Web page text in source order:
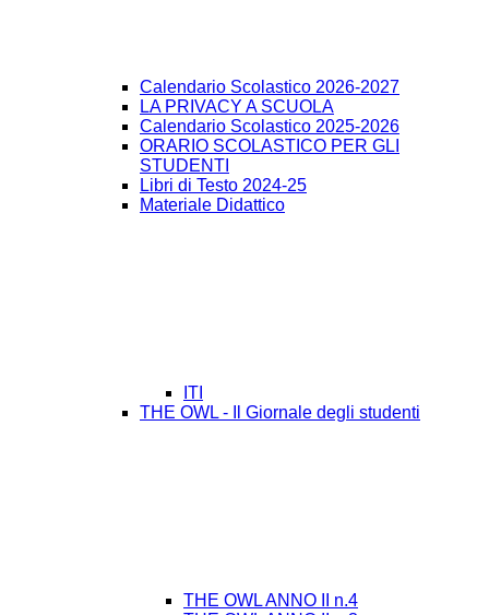
Calendario Scolastico 2026-2027
LA PRIVACY A SCUOLA
Calendario Scolastico 2025-2026
ORARIO SCOLASTICO PER GLI
STUDENTI
Libri di Testo 2024-25
Materiale Didattico
ITI
THE OWL - Il Giornale degli studenti
THE OWL ANNO II n.4